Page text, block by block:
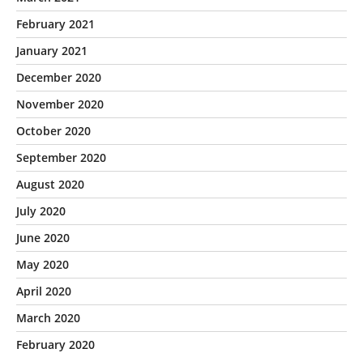
February 2021
January 2021
December 2020
November 2020
October 2020
September 2020
August 2020
July 2020
June 2020
May 2020
April 2020
March 2020
February 2020